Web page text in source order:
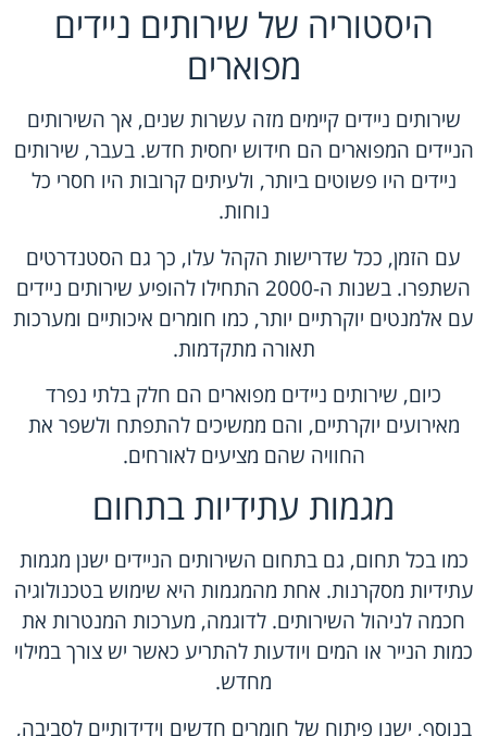
היסטוריה של שירותים ניידים
מפוארים
שירותים ניידים קיימים מזה עשרות שנים, אך השירותים
הניידים המפוארים הם חידוש יחסית חדש. בעבר, שירותים
ניידים היו פשוטים ביותר, ולעיתים קרובות היו חסרי כל
נוחות.
עם הזמן, ככל שדרישות הקהל עלו, כך גם הסטנדרטים
השתפרו. בשנות ה-2000 התחילו להופיע שירותים ניידים
עם אלמנטים יוקרתיים יותר, כמו חומרים איכותיים ומערכות
תאורה מתקדמות.
כיום, שירותים ניידים מפוארים הם חלק בלתי נפרד
מאירועים יוקרתיים, והם ממשיכים להתפתח ולשפר את
החוויה שהם מציעים לאורחים.
מגמות עתידיות בתחום
כמו בכל תחום, גם בתחום השירותים הניידים ישנן מגמות
עתידיות מסקרנות. אחת מהמגמות היא שימוש בטכנולוגיה
חכמה לניהול השירותים. לדוגמה, מערכות המנטרות את
כמות הנייר או המים ויודעות להתריע כאשר יש צורך במילוי
מחדש.
בנוסף, ישנו פיתוח של חומרים חדשים וידידותיים לסביבה,